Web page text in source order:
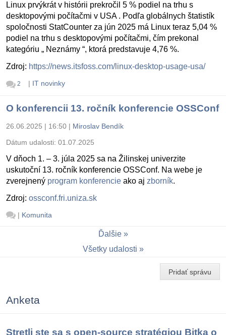
Linux prvýkrát v histórii prekročil 5 % podiel na trhu s
desktopovými počítačmi v USA . Podľa globálnych štatistík
spoločnosti StatCounter za jún 2025 má Linux teraz 5,04 %
podiel na trhu s desktopovými počítačmi, čím prekonal
kategóriu „ Neznámy “, ktorá predstavuje 4,76 %.
Zdroj: https://news.itsfoss.com/linux-desktop-usage-usa/
2 | IT novinky
O konferencii 13. ročník konferencie OSSConf
26.06.2025 | 16:50 | Miroslav Bendík
Dátum udalosti: 01.07.2025
V dňoch 1. – 3. júla 2025 sa na Žilinskej univerzite
uskutoční 13. ročník konferencie OSSConf. Na webe je
zverejnený program konferencie ako aj zborník.
Zdroj: ossconf.fri.uniza.sk
| Komunita
Ďalšie
Všetky udalosti
Pridať správu
Anketa
Stretli ste sa s open-source stratégiou Bitka o